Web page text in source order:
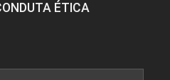
ÉTICA